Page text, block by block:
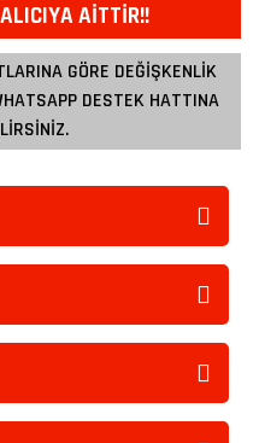
AİTTİR!!
GÖRE DEĞİŞKENLİK
DESTEK HATTINA